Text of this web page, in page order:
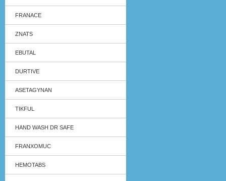
FRANACE
ZNATS
EBUTAL
DURTIVE
ASETAGYNAN
TIKFUL
HAND WASH DR SAFE
FRANXOMUC
HEMOTABS